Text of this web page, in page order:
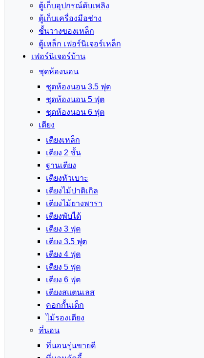
ตู้เก็บอุปกรณ์ดับเพลิง
ตู้เก็บเครื่องมือช่าง
ชั้นวางของเหล็ก
ตู้เหล็ก เฟอร์นิเจอร์เหล็ก
เฟอร์นิเจอร์บ้าน
ชุดห้องนอน
ชุดห้องนอน 3.5 ฟุต
ชุดห้องนอน 5 ฟุต
ชุดห้องนอน 6 ฟุต
เตียง
เตียงเหล็ก
เตียง 2 ชั้น
ฐานเตียง
เตียงหัวเบาะ
เตียงไม้ปาติเกิล
เตียงไม้ยางพารา
เตียงพับได้
เตียง 3 ฟุต
เตียง 3.5 ฟุต
เตียง 4 ฟุต
เตียง 5 ฟุต
เตียง 6 ฟุต
เตียงสแตนเลส
คอกกั้นเด็ก
ไม้รองเตียง
ที่นอน
ที่นอนรุ่นขายดี